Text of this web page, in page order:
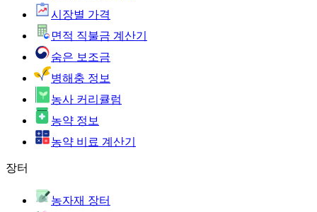
시장별 가격
면적 직불금 계산기
숨은 보조금
병해충 정보
농사 커리큘럼
농약 정보
농약 비료 계산기
장터
농자재 장터